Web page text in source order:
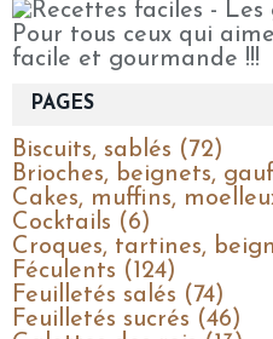
Pour tous ceux qui
facile et gourmande !!!
PAGES
Biscuits, sablés (72)
Brioches, beignets,
Cakes, muffins,
Cocktails (6)
Croques, tartines,
Féculents (124)
Feuilletés salés (74)
Feuilletés sucrés (46)